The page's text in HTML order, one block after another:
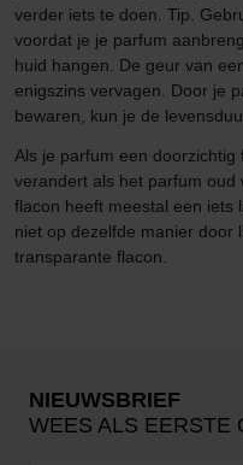
verder iets te doen. Tip.
voordat je je parfum
huid hangen. De geur van
enigszins vervagen. Door je
bewaren, kun je de
Als je parfum een
verandert als het parfum oud
flacon heeft meestal een iets
niet op dezelfde manier door
transparante flacon.
NIEUWSBRIEF
WEES ALS EERSTE